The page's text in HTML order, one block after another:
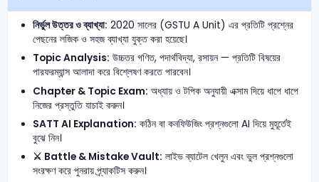
নির্ভুল উত্তর ও ব্যাখ্যা: 2020 সালের (GSTU A Unit) এর প্রতিটি প্রশ্নের
পেছনের লজিক ও সহজ ব্যাখ্যা যুক্ত করা হয়েছে।
Topic Analysis: উচ্চতর গণিত, পদার্থবিদ্যা, রসায়ন — প্রতিটি বিষয়ের
পারফরম্যান্স আলাদা করে বিশ্লেষণ করতে পারবেন।
Chapter & Topic Exam: অধ্যায় ও টপিক অনুযায়ী এক্সাম দিয়ে ধাপে ধাপে
নিজের প্রস্তুতি যাচাই করুন।
SATT AI Explanation: কঠিন বা কনফিউজিং প্রশ্নগুলো AI দিয়ে মুহূর্তেই
বুঝে নিন।
⚔️ Battle & Mistake Vault: লাইভ ব্যাটেল খেলুন এবং ভুল প্রশ্নগুলো
সংরক্ষণ করে পুনরায় প্র্যাকটিস করুন।